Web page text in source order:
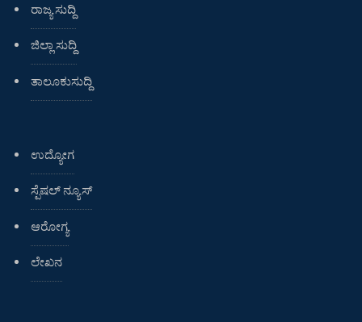
ರಾಜ್ಯ ಸುದ್ದಿ
ಜಿಲ್ಲಾ ಸುದ್ದಿ
ತಾಲೂಕುಸುದ್ದಿ
ಉದ್ಯೋಗ
ಸ್ಪೆಷಲ್ ನ್ಯೂಸ್
ಆರೋಗ್ಯ
ಲೇಖನ